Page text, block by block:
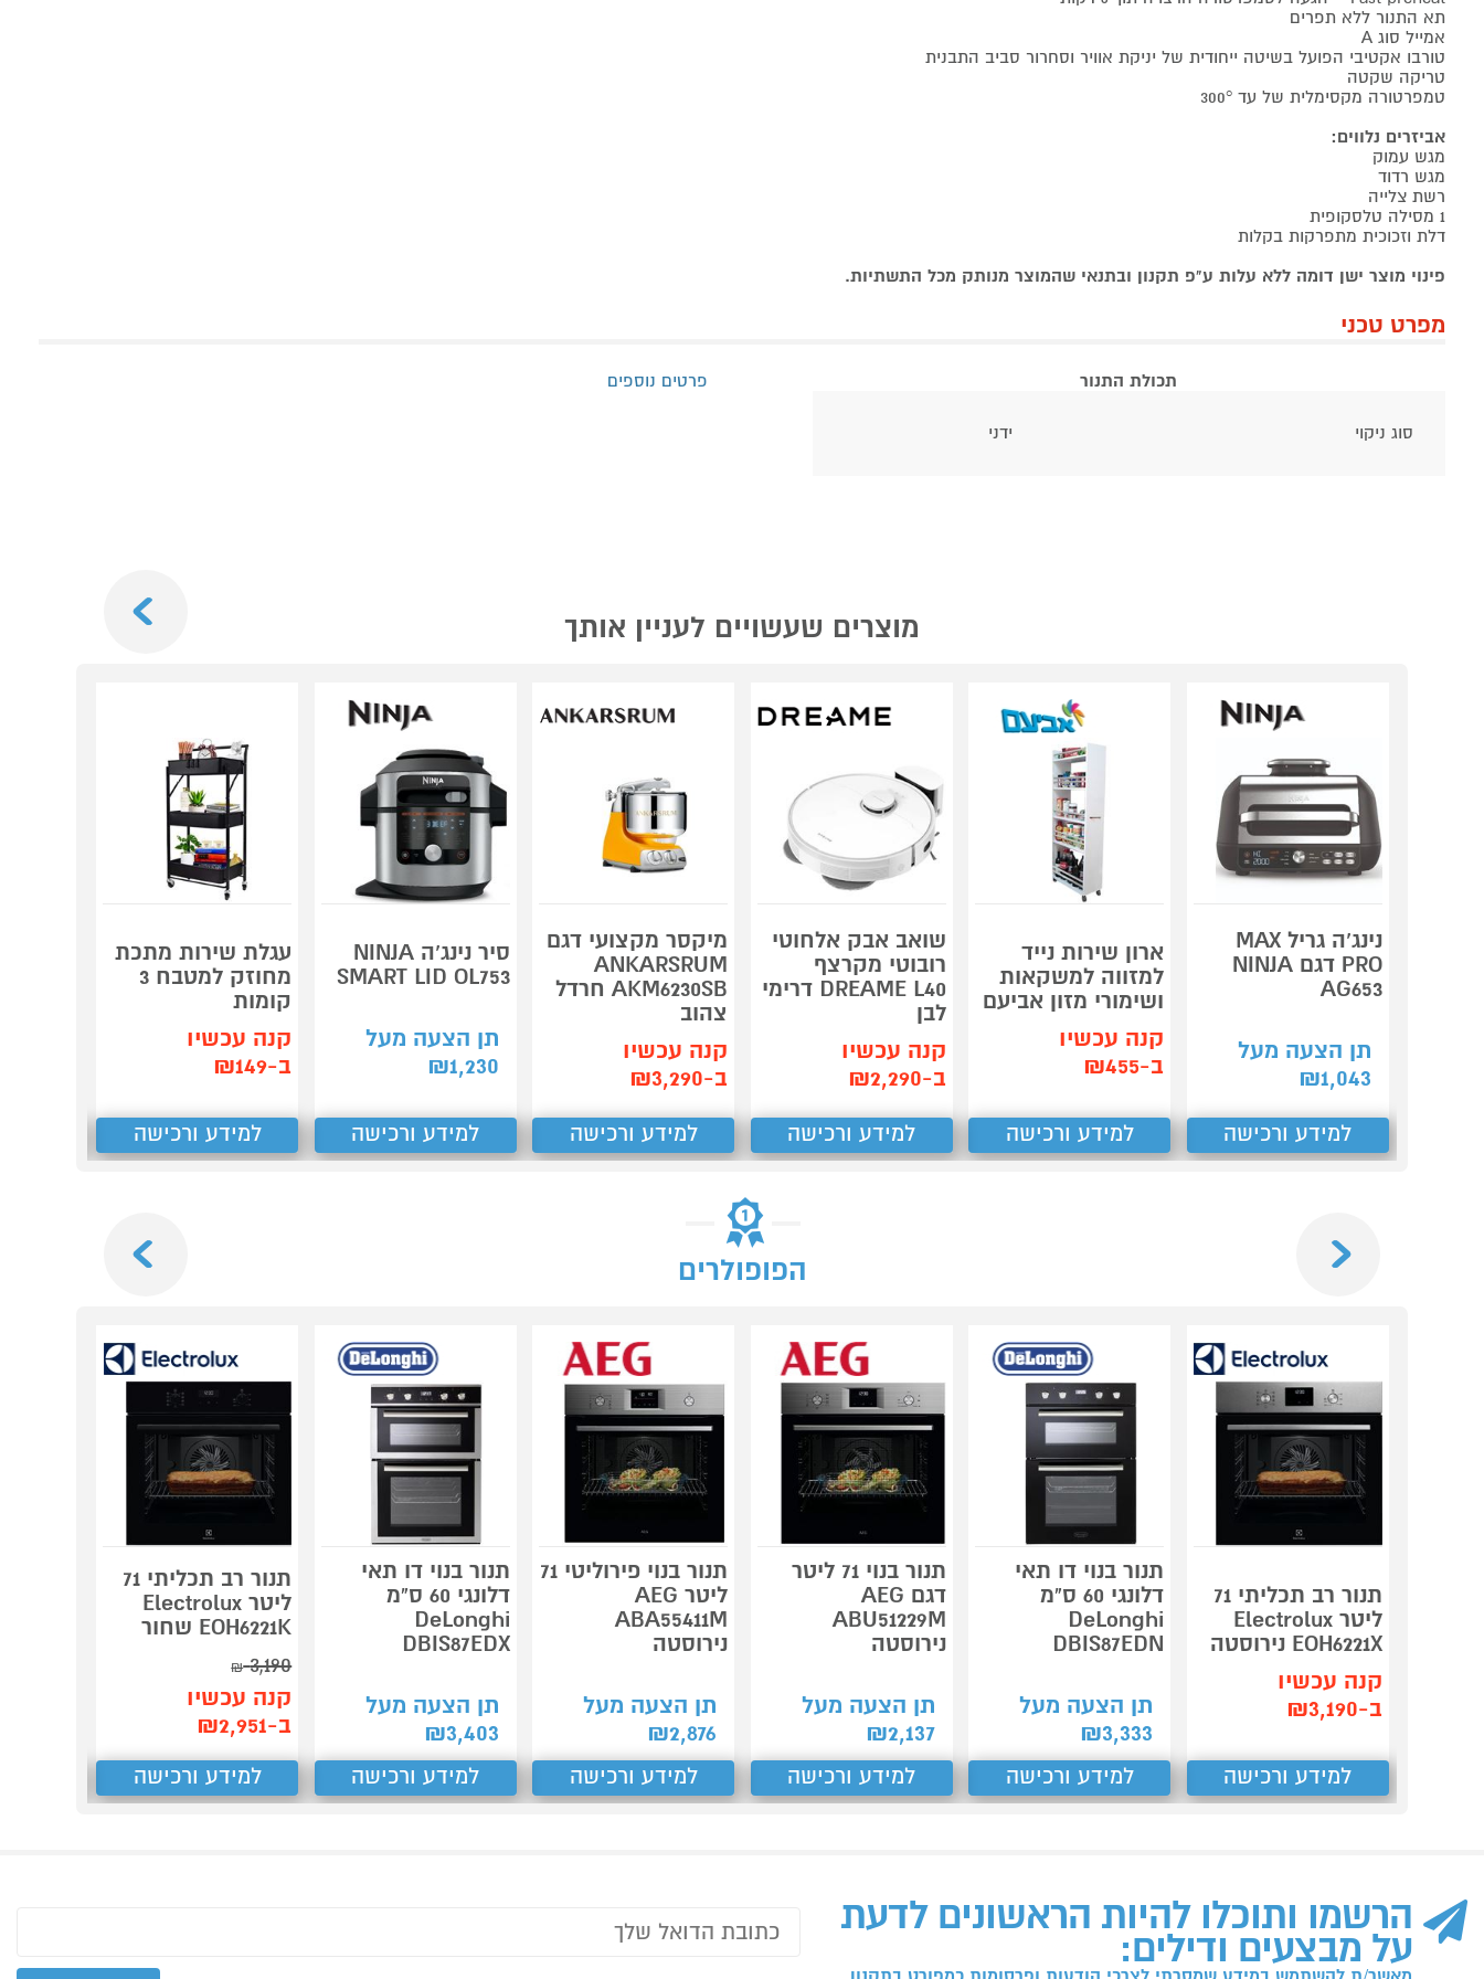
תא התנור ללא תפרים
אמייל סוג A
טורבו אקטיבי הפועל בשיטה ייחודית של יניקת אוויר וסחרור סביב התבנית
טריקה שקטה
טמפרטורה מקסימלית של עד 300°
אביזרים נלווים:
מגש עמוק
מגש רדוד
רשת צלייה
1 מסילה טלסקופית
דלת וזכוכית מתפרקות בקלות
פינוי מוצר ישן דומה ללא עלות ע"פ תקנון ובתנאי שהמוצר מנותק מכל התשתיות.
מפרט טכני
תכולת התנור
סוג ניקוי ידני
פרטים נוספים
מוצרים שעשויים לעניין אותך
נינג’ה גריל MAX
PRO דגם NINJA
AG653
תן הצעה מעל
1,043
₪
למידע ורכישה
ארון שירות נייד
למזווה למשקאות
ושימורי מזון אביעם
קנה עכשיו
ב-₪455
למידע ורכישה
שואב אבק אלחוטי
רובוטי מקרצף
DREAME L40 דרימי
לבן
קנה עכשיו
ב-₪2,290
למידע ורכישה
מיקסר מקצועי דגם
ANKARSRUM
AKM6230SB חרדל
צהוב
קנה עכשיו
ב-₪3,290
למידע ורכישה
סיר נינג‘ה NINJA
SMART LID OL753
תן הצעה מעל
1,230
₪
למידע ורכישה
עגלת שירות מתכת
מחוזק למטבח 3
קומות
קנה עכשיו
ב-₪149
למידע ורכישה
הפופולרים
תנור רב תכליתי 71
ליטר Electrolux
EOH6221X נירוסטה
קנה עכשיו
ב-₪3,190
למידע ורכישה
תנור בנוי דו תאי
דלונגי 60 ס"מ
DeLonghi
DBIS87EDN
תן הצעה מעל
3,333
₪
למידע ורכישה
תנור בנוי 71 ליטר
דגם AEG
ABU51229M
נירוסטה
תן הצעה מעל
2,137
₪
למידע ורכישה
תנור בנוי פירוליטי 71
ליטר AEG
ABA55411M
נירוסטה
תן הצעה מעל
2,876
₪
למידע ורכישה
תנור בנוי דו תאי
דלונגי 60 ס"מ
DeLonghi
DBIS87EDX
תן הצעה מעל
3,403
₪
למידע ורכישה
תנור רב תכליתי 71
ליטר Electrolux
EOH6221K שחור
3,190
₪
קנה עכשיו
ב-₪2,951
למידע ורכישה
הרשמו ותוכלו להיות הראשונים לדעת
על מבצעים ודילים: